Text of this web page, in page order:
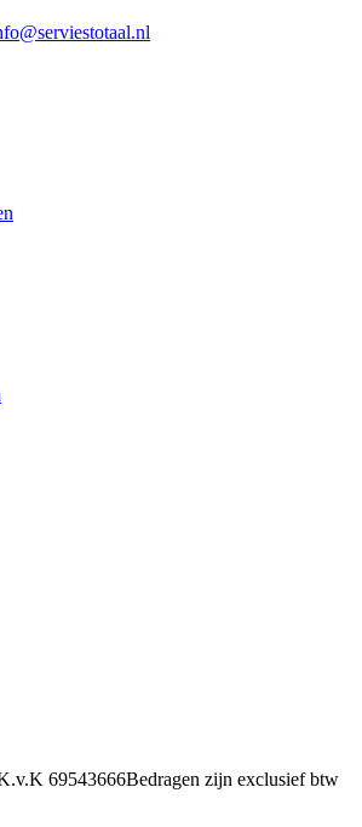
69543666Bedragen zijn exclusief btw